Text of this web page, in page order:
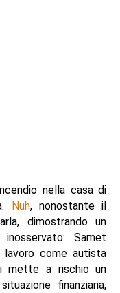
nella casa di
Nuh, nonostante il
dimostrando un
Samet
come autista
mette a rischio un
finanziaria,